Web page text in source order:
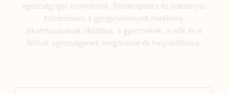
egészségügyi biomérnök, fitoterapeuta és édesanya.
Küldetésem a gyógynövények hatékony
alkalmazásának oktatása, a gyermekek, a nők és a
férfiak egészségének megőrzése és helyreállítása.